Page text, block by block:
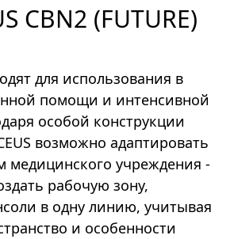
CBN2 (FUTURE)
для использования в
помощи и интенсивной
особой конструкции
возможно адаптировать
медицинского учреждения -
рабочую зону,
в одну линию, учитывая
и особенности